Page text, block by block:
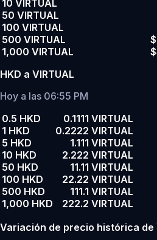
10 VIRTUAL
50 VIRTUAL
100 VIRTUAL
500 VIRTUAL
1,000 VIRTUAL
HKD a VIRTUAL
Hoy a las 06:55 PM
0.5 HKD
0.1111 VIRTUAL
1 HKD
0.2222 VIRTUAL
5 HKD
1.111 VIRTUAL
10 HKD
2.222 VIRTUAL
50 HKD
11.11 VIRTUAL
100 HKD
22.22 VIRTUAL
500 HKD
111.1 VIRTUAL
1,000 HKD
222.2 VIRTUAL
Variación de precio histórica